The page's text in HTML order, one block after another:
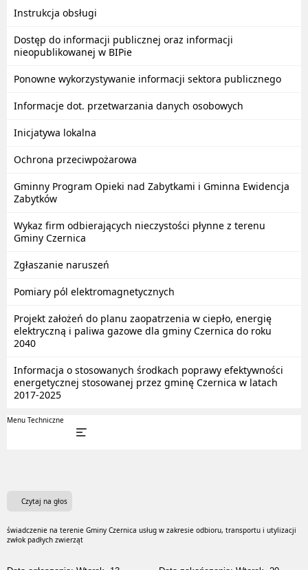
Instrukcja obsługi
Dostęp do informacji publicznej oraz informacji
nieopublikowanej w BIPie
Ponowne wykorzystywanie informacji sektora publicznego
Informacje dot. przetwarzania danych osobowych
Inicjatywa lokalna
Ochrona przeciwpożarowa
Gminny Program Opieki nad Zabytkami i Gminna Ewidencja
Zabytków
Wykaz firm odbierających nieczystości płynne z terenu
Gminy Czernica
Zgłaszanie naruszeń
Pomiary pól elektromagnetycznych
Projekt założeń do planu zaopatrzenia w ciepło, energię
elektryczną i paliwa gazowe dla gminy Czernica do roku
2040
Informacja o stosowanych środkach poprawy efektywności
energetycznej stosowanej przez gminę Czernica w latach
2017-2025
Menu Techniczne
Czytaj na głos
świadczenie na terenie Gminy Czernica usług w zakresie odbioru, transportu i utylizacji
zwłok padłych zwierząt